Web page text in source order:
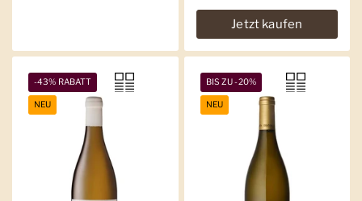
Jetzt kaufen
-43% RABATT
NEU
BIS ZU -20%
NEU